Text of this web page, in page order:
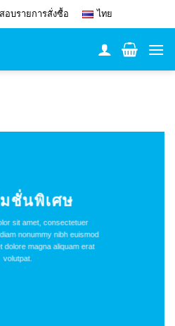
อบรายการสั่งซื้อ ไทย
ชั่นพิเศษ
sit amet, consectetuer
nonummy nibh euismod
dolore magna aliquam erat
volutpat.